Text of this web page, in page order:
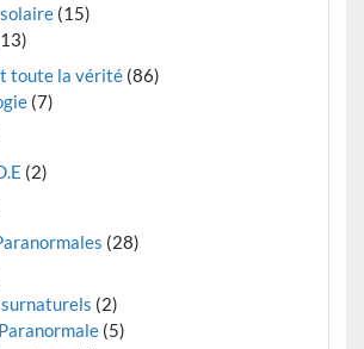
(15)
toute la vérité(86)
(7)
(2)
(28)
(2)
(5)